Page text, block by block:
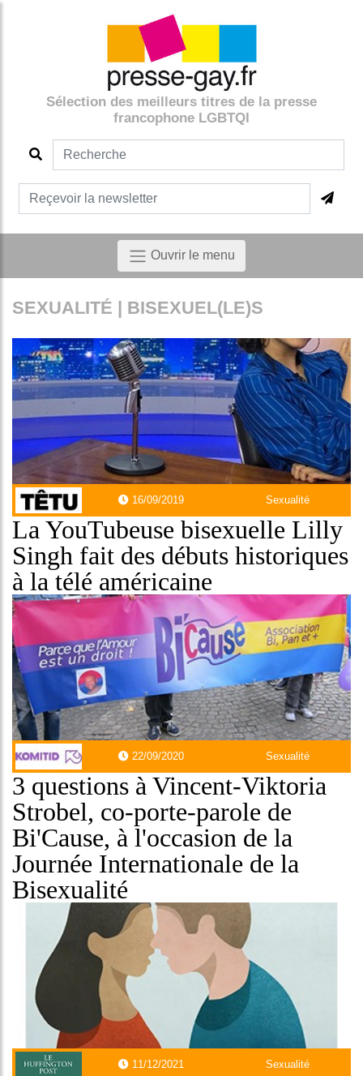
Sélection des meilleurs titres de la presse
francophone LGBTQI
Ouvrir le menu
SEXUALITÉ | BISEXUEL(LE)S
16/09/2019 Sexualité
La YouTubeuse bisexuelle Lilly
Singh fait des débuts historiques
à la télé américaine
22/09/2020 Sexualité
3 questions à Vincent-Viktoria
Strobel, co-porte-parole de
Bi'Cause, à l'occasion de la
Journée Internationale de la
Bisexualité
11/12/2021 Sexualité